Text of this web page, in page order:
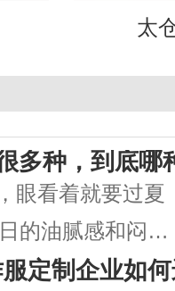
太
多种，到底哪
眼看着就要过夏
的油腻感和闷
衫天然是少不了
定制企业如